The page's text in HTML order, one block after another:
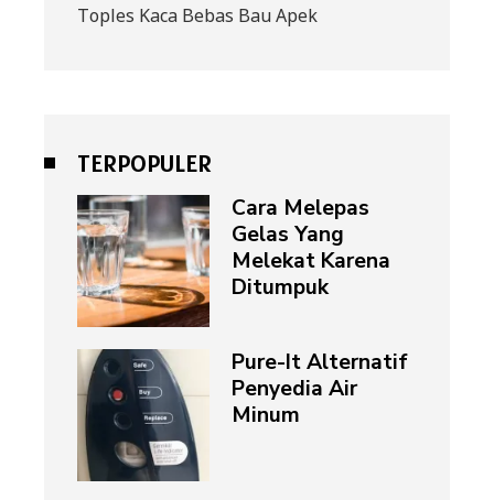
Toples Kaca Bebas Bau Apek
TERPOPULER
Cara Melepas
Gelas Yang
Melekat Karena
Ditumpuk
Pure-It Alternatif
Penyedia Air
Minum